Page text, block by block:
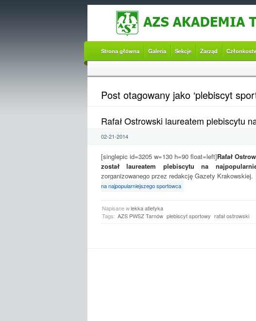
Strona główna Galeria Sekcje Zarząd
Post otagowany jako ‘plebiscyt
Rafał Ostrowski laureatem plebiscytu
02-21-2014
[singlepic id=3205 w=130 h=90 float=left]Rafał
został laureatem plebiscytu na
zorganizowanego przez redakcję Gazety Krakowskiej.
na najpopularniejszego sportowca
Napisane wlekka atletyka
Tags: AZS PWSZ Tarnów plebiscyt sportowy rafał ostrowski